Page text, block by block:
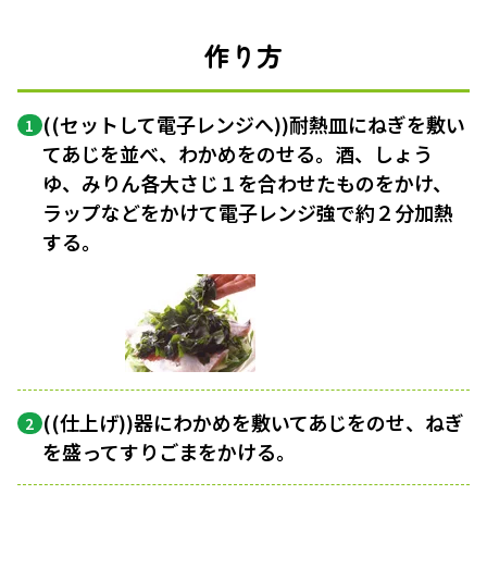
作り方
1 ((セットして電子レンジへ))耐熱皿にねぎを敷い
てあじを並べ、わかめをのせる。酒、しょう
ゆ、みりん各大さじ１を合わせたものをかけ、
ラップなどをかけて電子レンジ強で約２分加熱
する。
2 ((仕上げ))器にわかめを敷いてあじをのせ、ねぎ
を盛ってすりごまをかける。